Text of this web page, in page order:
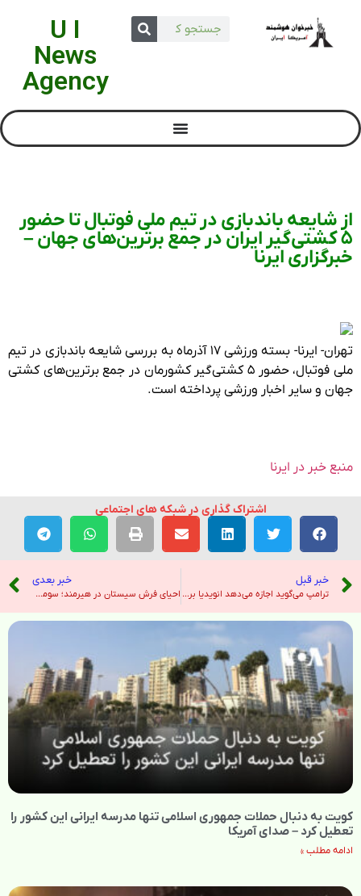
U I
News
Agency
از شایعه باندبازی در تیم ملی فوتبال تا حضور
۵ کشتی‌گیر ایران در جمع برترین‌های جهان –
خبرگزاری ایرنا
تهران- ایرنا- بسته ورزشی ۱۷ آذرماه به بررسی شایعه باندبازی در تیم
ملی فوتبال، حضور ۵ کشتی‌گیر کشورمان در جمع برترین‎‌های کشتی
جهان و سایر اخبار ورزشی پرداخته است.
منبع خبر در ایرنا
اشتراک گذاری در شبکه های اجتماعی
خبر قبل
ترامپ می‌گوید اجازه می‌دهد انویدیا برخی از تراشه‌های خود را به مشتریان خاص در چین بفروشد – صدای آمریکا
خبر بعدی
احیای فرش سیستان در هیرمند؛ سومین کارگاه قالیبافی با آموزش ۱۷ مددجو آغاز به‌کار کرد – خبرگزاری ایرنا
کویت به دنبال حملات جمهوری اسلامی تنها مدرسه ایرانی این کشور را
تعطیل کرد – صدای آمریکا
ادامه مطلب »